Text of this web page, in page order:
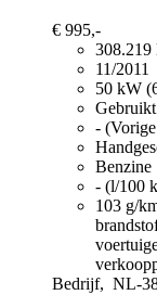
€ 995,-
308.219
11/2011
50 kW
Gebruikt
-
Benzine
- (l/100
103 g/
Bedrijf, NL-